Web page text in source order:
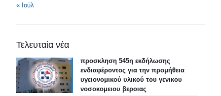
« Ιούλ
Τελευταία νέα
προσκληση 545η εκδήλωσης
ενδιαφέροντος για την προμήθεια
υγειονομικού υλικού του γενικου
νοσοκομειου βεροιας